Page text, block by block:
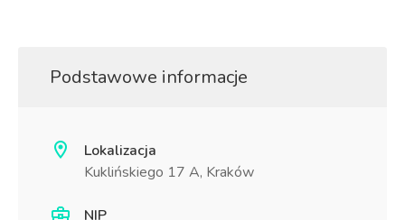
Podstawowe informacje
Lokalizacja
Kuklińskiego 17 A, Kraków
NIP